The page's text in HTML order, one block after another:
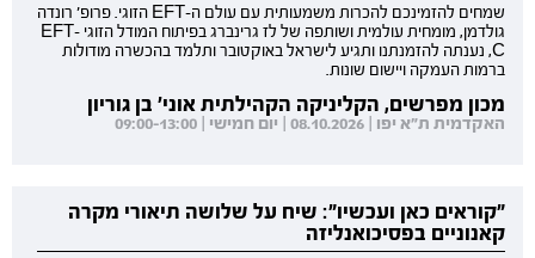
שמחים להזמינכם להכרות משמעותית עם עולם ה-EFT הזוגי. פרופ' רונדה
גולדמן, מומחית עולמית ושותפה של לז גרינברג בפיתוח המודל הזוגי EFT-
C, נענתה להזמנתנו ותגיע לישראל באוקטובר ותלמד בהכשרה מודולות
ברמות העמקה ויישום שונות.
מכון מפרשים, הקליניקה הקהילתית אוני' בן גוריון
האקדמית ת"א יפו | 08.10.2026 | יום חמישי | 09:00-13:00
"קוראים כאן ועכשיו": שיח על שלושה תיאורי מקרה
קאנוניים בפסיכואנליזה